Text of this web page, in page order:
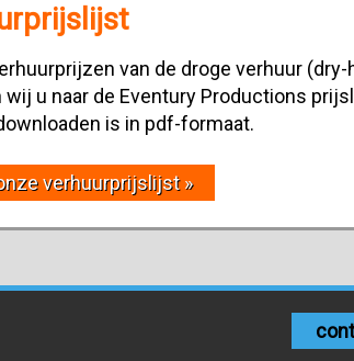
van de droge verhuur (dry-
u naar de Eventury Productions
is in pdf-formaat.
verhuurprijslijst »